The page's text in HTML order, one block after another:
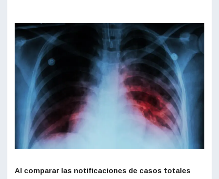
Al comparar las notificaciones de casos totales